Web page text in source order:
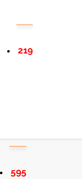
219
595